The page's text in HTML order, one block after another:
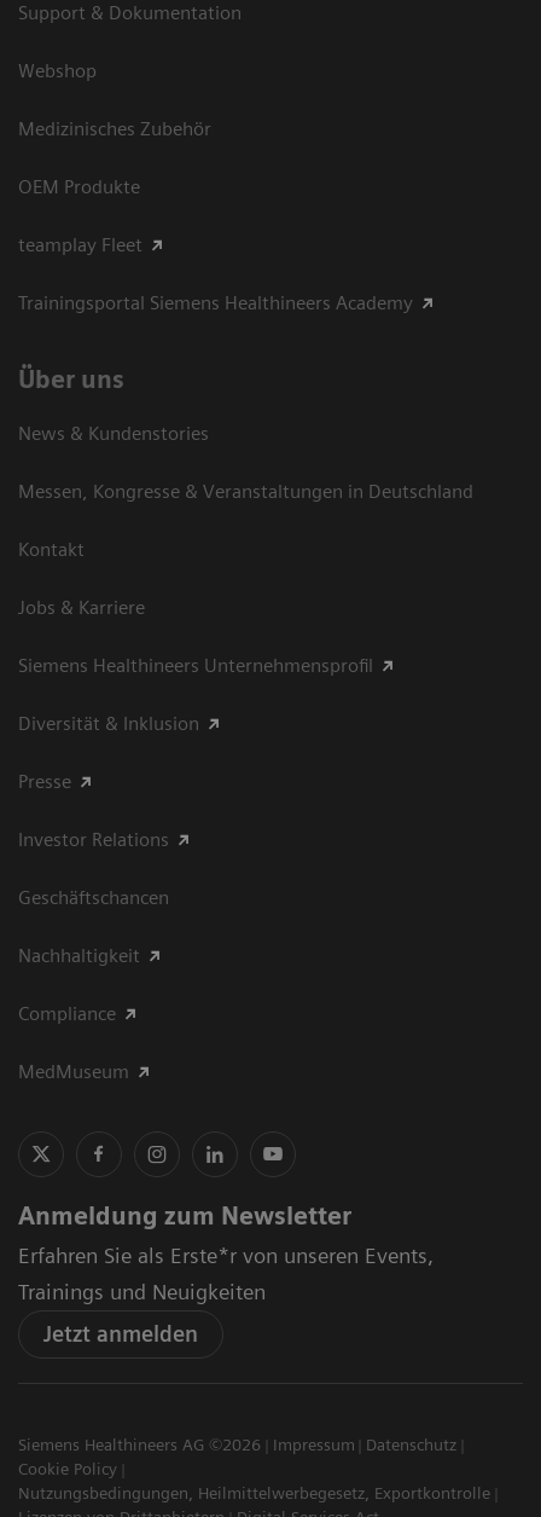
Support & Dokumentation
Webshop
Medizinisches Zubehör
OEM Produkte
teamplay Fleet
Trainingsportal Siemens Healthineers Academy
Über uns
News & Kundenstories
Messen, Kongresse & Veranstaltungen in Deutschland
Kontakt
Jobs & Karriere
Siemens Healthineers Unternehmensprofil
Diversität & Inklusion
Presse
Investor Relations
Geschäftschancen
Nachhaltigkeit
Compliance
MedMuseum
Anmeldung zum Newsletter
Erfahren Sie als Erste*r von unseren Events,
Trainings und Neuigkeiten
Jetzt anmelden
Siemens Healthineers AG ©2026 Impressum
Datenschutz
Cookie Policy
Nutzungsbedingungen, Heilmittelwerbegesetz, Exportkontrolle